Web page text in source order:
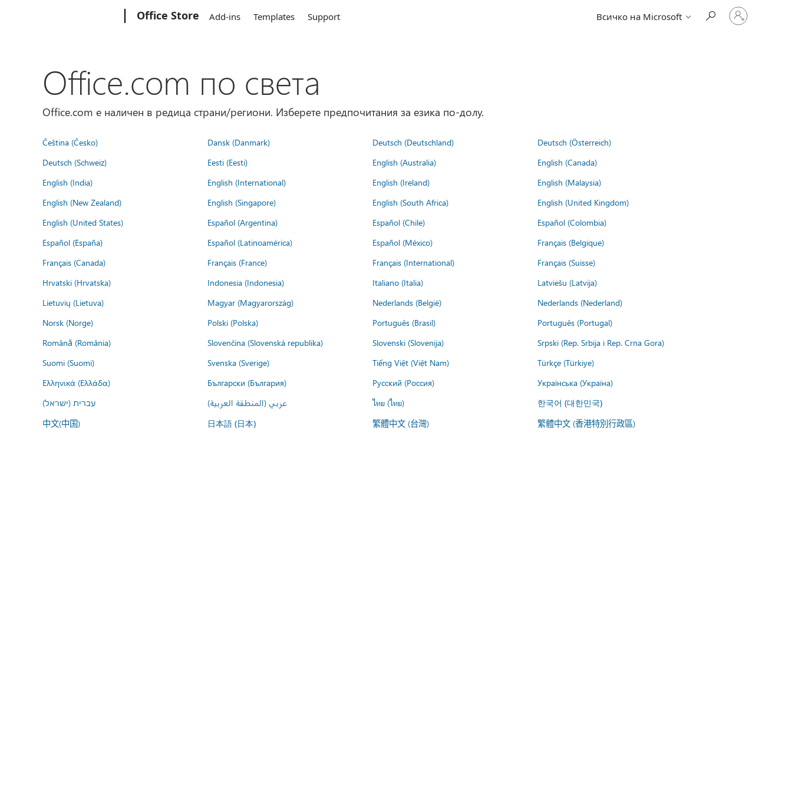
Office Store Add-ins Templates Support Всичко на Microsoft
Влезте
във
вашия
Office.com по света
Office.com е наличен в редица страни/региони. Изберете предпочитания за езика по-долу.
Čeština (Česko) Dansk (Danmark) Deutsch (Deutschland)
Deutsch (Österreich)
Deutsch (Schweiz)
Eesti (Eesti) English (Australia)
English (Canada)
English (India)
English (International) English (Ireland)
English (Malaysia)
English (New Zealand)
English (Singapore) English (South Africa)
English (United Kingdom)
English (United States)
Español (Argentina) Español (Chile)
Español (Colombia)
Español (España)
Español (Latinoamérica) Español (México)
Français (Belgique)
Français (Canada)
Français (France) Français (International)
Français (Suisse)
Hrvatski (Hrvatska)
Indonesia (Indonesia) Italiano (Italia)
Latviešu (Latvija)
Lietuvių (Lietuva)
Magyar (Magyarország) Nederlands (België)
Nederlands (Nederland)
Norsk (Norge)
Polski (Polska) Português (Brasil)
Português (Portugal)
Română (România)
Slovenčina (Slovenská republika) Slovenski (Slovenija)
Srpski (Rep. Srbija i Rep. Crna Gora)
Suomi (Suomi)
Svenska (Sverige) Tiếng Việt (Việt Nam)
Türkçe (Türkiye)
Ελληνικά (Ελλάδα)
Български (България) Русский (Россия)
Українська (Україна)
עברית (ישראל)
عربي (المنطقة العربية) ไทย (ไทย) 한국어 (대한민국)
中文(中国) 日本語 (日本) 繁體中文 (台灣) 繁體中文 (香港特別行政區)